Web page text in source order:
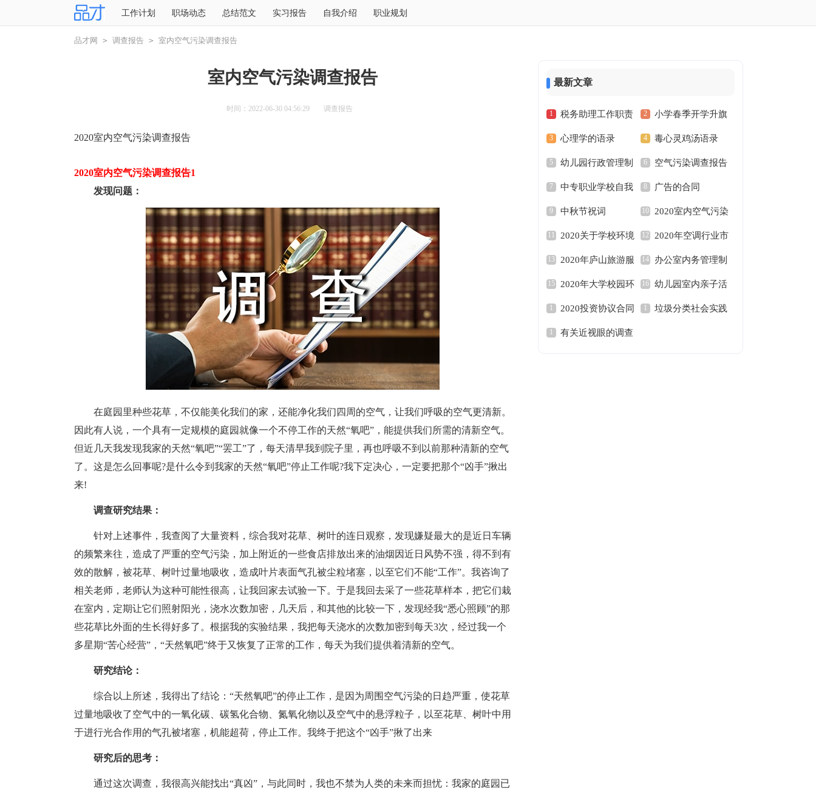
工作计划 职场动态 总结范文 实习报告 自我介绍 职业规划
品才网 > 调查报告 > 室内空气污染调查报告
室内空气污染调查报告
时间：2022-06-30 04:56:29 调查报告
2020室内空气污染调查报告
2020室内空气污染调查报告1
发现问题：
在庭园里种些花草，不仅能美化我们的家，还能净化我们四周的空气，让我们呼吸的空气更清新。
因此有人说，一个具有一定规模的庭园就像一个不停工作的天然“氧吧”，能提供我们所需的清新空气。
但近几天我发现我家的天然“氧吧”“罢工”了，每天清早我到院子里，再也呼吸不到以前那种清新的空气
了。这是怎么回事呢?是什么令到我家的天然“氧吧”停止工作呢?我下定决心，一定要把那个“凶手”揪出
来!
调查研究结果：
针对上述事件，我查阅了大量资料，综合我对花草、树叶的连日观察，发现嫌疑最大的是近日车辆
的频繁来往，造成了严重的空气污染，加上附近的一些食店排放出来的油烟因近日风势不强，得不到有
效的散解，被花草、树叶过量地吸收，造成叶片表面气孔被尘粒堵塞，以至它们不能“工作”。我咨询了
相关老师，老师认为这种可能性很高，让我回家去试验一下。于是我回去采了一些花草样本，把它们栽
在室内，定期让它们照射阳光，浇水次数加密，几天后，和其他的比较一下，发现经我“悉心照顾”的那
些花草比外面的生长得好多了。根据我的实验结果，我把每天浇水的次数加密到每天3次，经过我一个
多星期“苦心经营”，“天然氧吧”终于又恢复了正常的工作，每天为我们提供着清新的空气。
研究结论：
综合以上所述，我得出了结论：“天然氧吧”的停止工作，是因为周围空气污染的日趋严重，使花草
过量地吸收了空气中的一氧化碳、碳氢化合物、氮氧化物以及空气中的悬浮粒子，以至花草、树叶中用
于进行光合作用的气孔被堵塞，机能超荷，停止工作。我终于把这个“凶手”揪了出来
研究后的思考：
通过这次调查，我很高兴能找出“真凶”，与此同时，我也不禁为人类的未来而担忧：我家的庭园已
最新文章
税务助理工作职责 小学春季开学升旗
仪式演讲稿
心理学的语录 毒心灵鸡汤语录
幼儿园行政管理制
度
空气污染调查报告
中专职业学校自我
鉴定
广告的合同
中秋节祝词 2020室内空气污染
调查报告
2020关于学校环境
卫生调查报告
2020年空调行业市
场调查报告
2020年庐山旅游服
务市场调查报告
办公室内务管理制
度
2020年大学校园环
境调查报告
幼儿园室内亲子活
动方案
2020投资协议合同 垃圾分类社会实践
有关近视眼的调查